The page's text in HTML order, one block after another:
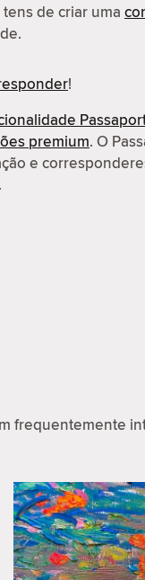
de criar uma
!
premium. O
e
frequentemente